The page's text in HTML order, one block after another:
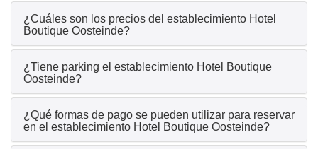
¿Cuáles son los precios del establecimiento Hotel
Boutique Oosteinde?
¿Tiene parking el establecimiento Hotel Boutique
Oosteinde?
¿Qué formas de pago se pueden utilizar para reservar
en el establecimiento Hotel Boutique Oosteinde?